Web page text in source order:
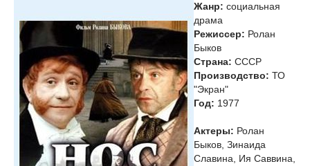
Жанр: социальная
драма
Режиссер: Ролан
Быков
Страна: СССР
Производство: ТО
"Экран"
Год: 1977
Актеры: Ролан
Быков, Зинаида
Славина, Ия Саввина,